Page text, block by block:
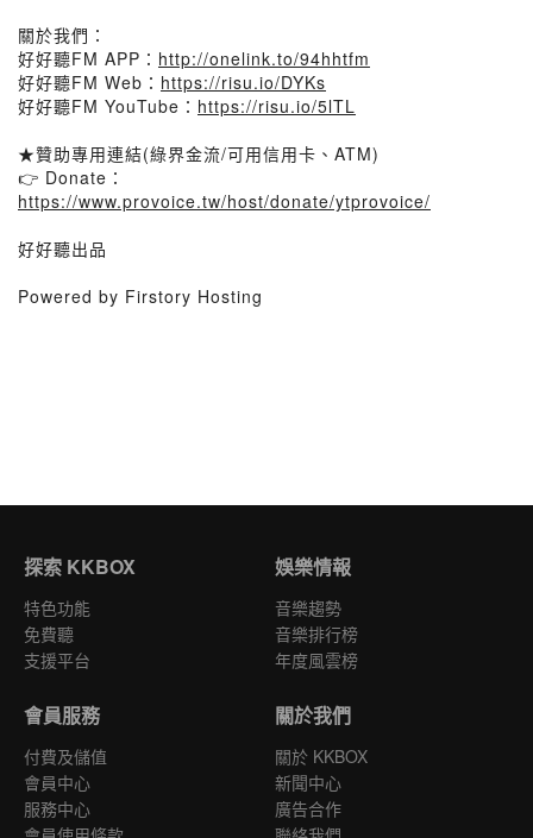
關於我們：
好好聽FM APP： http://onelink.to/94hhtfm
好好聽FM Web： https://risu.io/DYKs
好好聽FM YouTube： https://risu.io/5lTL
★贊助專用連結(綠界金流/可用信用卡、ATM)
👉 Donate：
https://www.provoice.tw/host/donate/ytprovoice/
好好聽出品
Powered by Firstory Hosting
探索 KKBOX
特色功能
免費聽
支援平台
娛樂情報
音樂趨勢
音樂排行榜
年度風雲榜
會員服務
付費及儲值
會員中心
服務中心
關於我們
關於 KKBOX
新聞中心
廣告合作